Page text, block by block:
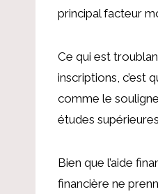
principal facteur
Ce qui est
inscriptions, c’est
comme le souligne
études
Bien que l’aide
financière ne